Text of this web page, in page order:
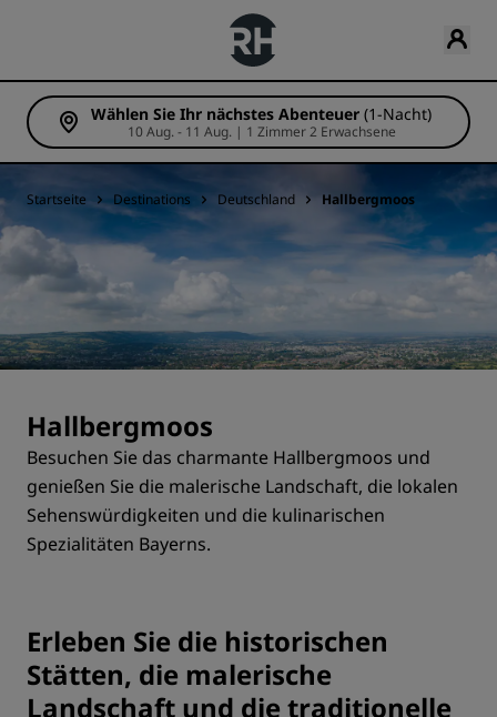
Wählen Sie Ihr nächstes Abenteuer (1-Nacht)
10 Aug. - 11 Aug. | 1 Zimmer 2 Erwachsene
Startseite Destinations Deutschland Hallbergmoos
Hallbergmoos
Besuchen Sie das charmante Hallbergmoos und
genießen Sie die malerische Landschaft, die lokalen
Sehenswürdigkeiten und die kulinarischen
Spezialitäten Bayerns.
Erleben Sie die historischen
Stätten, die malerische
Landschaft und die traditionelle